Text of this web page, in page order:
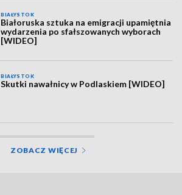
BIAŁYSTOK
Białoruska sztuka na emigracji upamiętnia
wydarzenia po sfałszowanych wyborach
[WIDEO]
BIAŁYSTOK
Skutki nawałnicy w Podlaskiem [WIDEO]
ZOBACZ WIĘCEJ